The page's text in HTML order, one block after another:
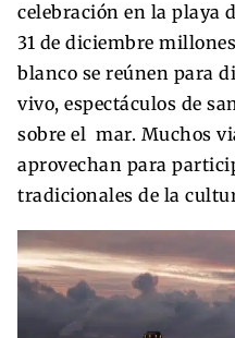
celebración en la playa
31 de diciembre
blanco se reúnen para
vivo, espectáculos de
sobre el mar. Muchos
aprovechan para
tradicionales de la